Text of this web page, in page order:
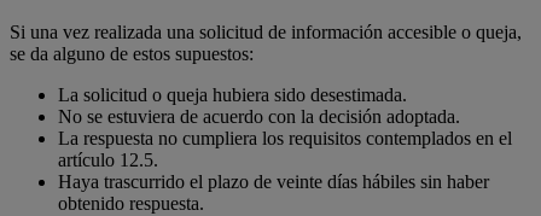
Si una vez realizada una solicitud de información accesible o queja,
se da alguno de estos supuestos:
La solicitud o queja hubiera sido desestimada.
No se estuviera de acuerdo con la decisión adoptada.
La respuesta no cumpliera los requisitos contemplados en el
artículo 12.5.
Haya trascurrido el plazo de veinte días hábiles sin haber
obtenido respuesta.